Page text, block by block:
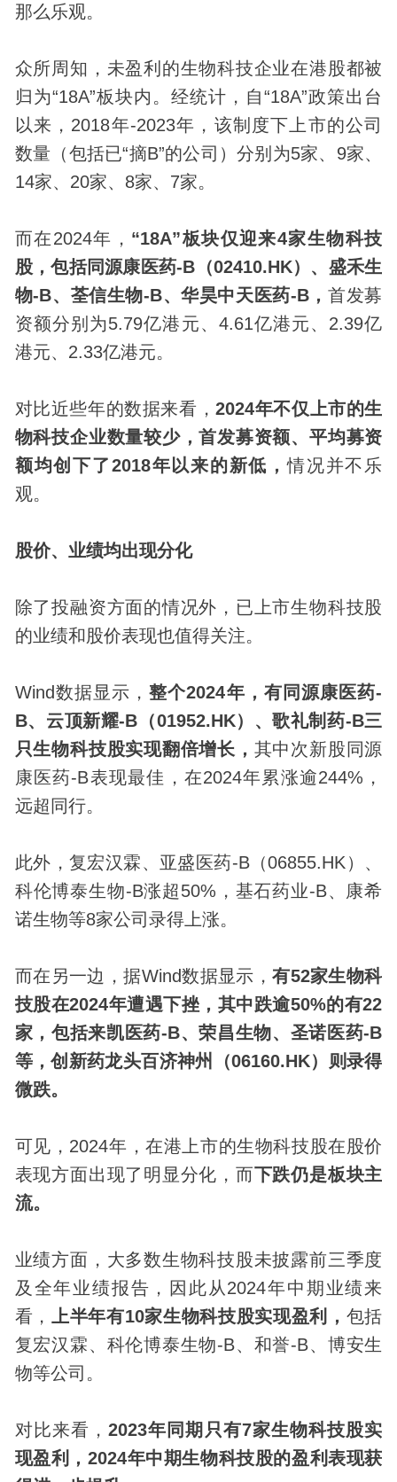
那么乐观。
众所周知，未盈利的生物科技企业在港股都被
归为“18A”板块内。经统计，自“18A”政策出台
以来，2018年-2023年，该制度下上市的公司
数量（包括已“摘B”的公司）分别为5家、9家、
14家、20家、8家、7家。
而在2024年， “18A”板块仅迎来4家生物科技
股，包括同源康医药-B（02410.HK）、盛禾生
物-B、荃信生物-B、华昊中天医药-B，首发募
资额分别为5.79亿港元、4.61亿港元、2.39亿
港元、2.33亿港元。
对比近些年的数据来看，2024年不仅上市的生
物科技企业数量较少，首发募资额、平均募资
额均创下了2018年以来的新低，情况并不乐
观。
股价、业绩均出现分化
除了投融资方面的情况外，已上市生物科技股
的业绩和股价表现也值得关注。
Wind数据显示，整个2024年，有同源康医药-
B、云顶新耀-B（01952.HK）、歌礼制药-B三
只生物科技股实现翻倍增长， 其中次新股同源
康医药-B表现最佳，在2024年累涨逾244%，
远超同行。
此外，复宏汉霖、亚盛医药-B（06855.HK）、
科伦博泰生物-B涨超50%，基石药业-B、康希
诺生物等8家公司录得上涨。
而在另一边，据Wind数据显示，有52家生物科
技股在2024年遭遇下挫，其中跌逾50%的有22
家，包括来凯医药-B、荣昌生物、圣诺医药-B
等，创新药龙头百济神州（06160.HK）则录得
微跌。
可见，2024年，在港上市的生物科技股在股价
表现方面出现了明显分化，而下跌仍是板块主
流。
业绩方面，大多数生物科技股未披露前三季度
及全年业绩报告，因此从2024年中期业绩来
看，上半年有10家生物科技股实现盈利， 包括
复宏汉霖、科伦博泰生物-B、和誉-B、博安生
物等公司。
对比来看，2023年同期只有7家生物科技股实
现盈利，2024年中期生物科技股的盈利表现获